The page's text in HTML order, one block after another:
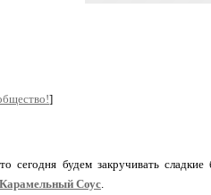
]
сегодня будем закручивать
Карамельный Соус.